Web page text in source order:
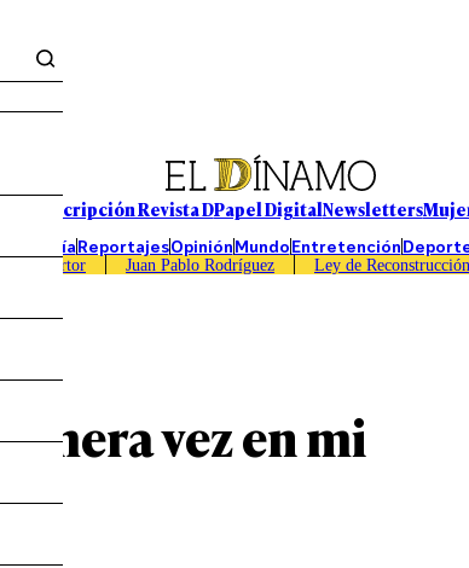
Suscripción Revista DPapel DigitalNewsletters
EconomíaReportajesOpiniónMundoEntretención
Caso Sartor Juan Pablo Rodríguez Ley de
vez en mi